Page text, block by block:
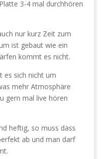
3-4 mal durchhören
nur kurz Zeit zum
ist gebaut wie ein
kommt es nicht.
es sich nicht um
mehr Atmosphäre
gern mal live hören
heftig, so muss dass
ab und man darf